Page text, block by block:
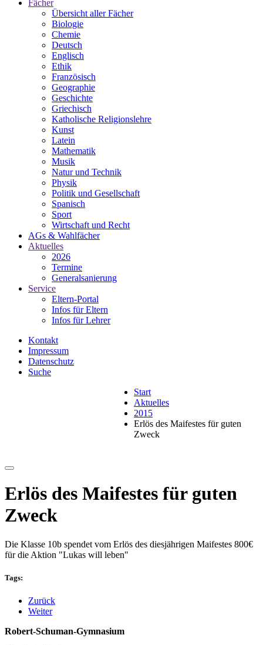
Fächer
Übersicht aller Fächer
Biologie
Chemie
Deutsch
Englisch
Ethik
Französisch
Geographie
Geschichte
Griechisch
Katholische Religionslehre
Kunst
Latein
Mathematik
Musik
Natur und Technik
Physik
Politik und Gesellschaft
Spanisch
Sport
Wirtschaft und Recht
AGs & Wahlfächer
Aktuelles
2026
Termine
Generalsanierung
Service
Eltern-Portal
Infos für Eltern
Infos für Lehrer
Kontakt
Impressum
Datenschutz
Suche
Start
Aktuelles
2015
Erlös des Maifestes für guten
Zweck
Erlös des Maifestes für guten
Zweck
Die Klasse 10b spendet vom Erlös des diesjährigen Maifestes 800€
für die Aktion "Lukas will leben"
Tags:
Zurück
Weiter
Robert-Schuman-Gymnasium